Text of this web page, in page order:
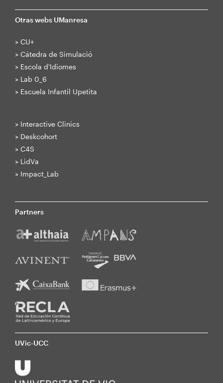
Otras webs UManresa
> CU+
> Cátedra de Simulació
> Escola d'Idiomes
> Lab 0_6
> Escuela Infantil Upetita
> Interactive Clinics
> Deskcohort
> C4S
> LidVa
> Impact_Lab
Partners
UVic-UCC